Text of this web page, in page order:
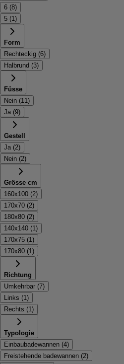
6 (8)
5 (1 )
Form
Rechteckig (6)
Halbrund (3)
Füsse
Nein (11 )
Ja (9)
Gestell
Ja (2)
Nein (2)
Grösse cm
160x100 (2)
170x70 (2)
180x80 (2)
140x140 (1 )
170x75 (1 )
170x80 (1 )
Richtung
Umkehrbar (7)
Links (1 )
Rechts (1 )
Typologie
Einbaubadewannen (4)
Freistehende badewannen (2)